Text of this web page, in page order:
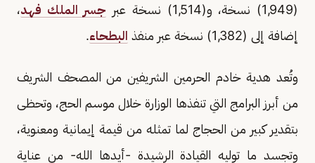
(1,949) نسخة، و(1,514) نسخة عبر
جسر الملك فهد،
إضافة إلى (1,382) نسخة عبر منفذ
البطحاء.
وتُعد هدية خادم الحرمين الشريفين من المصحف الشريف
من أبرز البرامج التي تنفذها الوزارة خلال موسم الحج، وتحظى
بتقدير كبير من الحجاج لما تمثله من قيمة إيمانية ومعنوية،
وتجسد ما توليه القيادة الرشيدة -أيدها الله- من عناية